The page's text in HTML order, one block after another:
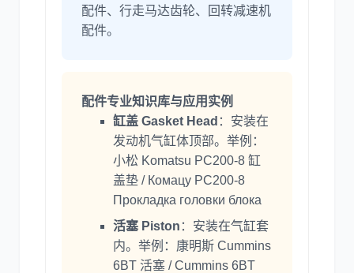
配件、行走马达齿轮、回转减速机
配件。
配件专业知识库与应用实例
缸盖 Gasket Head ：安装在
发动机气缸体顶部。举例：
小松 Komatsu PC200-8 缸
盖垫 / Комацу PC200-8
Прокладка головки блока
活塞 Piston ：安装在气缸套
内。举例：康明斯 Cummins
6BT 活塞 / Cummins 6BT